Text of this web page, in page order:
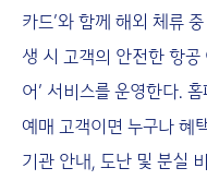
카드’와 함께 해외 체류
생 시 고객의 안전한 항공
어’ 서비스를 운영한다.
예매 고객이면 누구나 혜
기관 안내, 도난 및 분실